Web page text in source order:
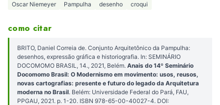
Oscar Niemeyer Pampulha desenho croqui
como citar
BRITO, Daniel Correia de. Conjunto Arquitetônico da Pampulha:
desenhos, expressão gráfica e historiografia. In: SEMINÁRIO
DOCOMOMO BRASIL, 14., 2021, Belém. Anais do 14º Seminário
Docomomo Brasil: O Modernismo em movimento: usos, reusos,
novas cartografias: presente e futuro do legado da Arquitetura
moderna no Brasil. Belém: Universidade Federal do Pará, FAU,
PPGAU, 2021. p. 1-20. ISBN 978-65-00-40027-4. DOI: